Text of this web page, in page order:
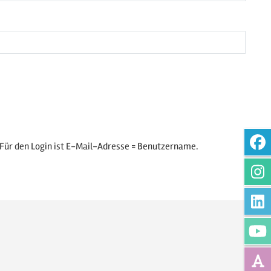
den Login ist E-Mail-Adresse = Benutzername.